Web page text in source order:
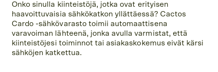
Onko sinulla kiinteistöjä, jotka ovat erityisen
haavoittuvaisia sähkökatkon yllättäessä? Cactos
Cardo -sähkövarasto toimii automaattisena
varavoiman lähteenä, jonka avulla varmistat, että
kiinteistöjesi toiminnot tai asiakaskokemus eivät kärsi
sähköjen katkettua.